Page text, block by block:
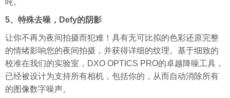
吨。
5、特殊去噪，Defy的阴影
让你不再为夜间拍摄而犯难！具有无可比拟的色彩还原完整
的情绪影响您的夜间拍摄，并获得详细的纹理。基于细致的
校准在我们的实验室，DXO OPTICS PRO的卓越降噪工具，
已经被设计为支持所有相机，包括你的，从而自动消除所有
的图像数字噪声。